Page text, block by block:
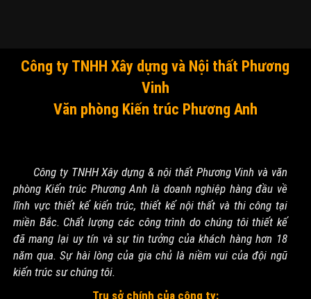
Công ty TNHH Xây dựng và Nội thất Phương
Vinh
Văn phòng Kiến trúc Phương Anh
Công ty TNHH Xây dựng & nội thất Phương Vinh và văn
phòng Kiến trúc Phương Anh là doanh nghiệp hàng đầu về
lĩnh vực thiết kế kiến trúc, thiết kế nội thất và thi công tại
miền Bắc. Chất lượng các công trình do chúng tôi thiết kế
đã mang lại uy tín và sự tin tưởng của khách hàng hơn 18
năm qua. Sự hài lòng của gia chủ là niềm vui của đội ngũ
kiến trúc sư chúng tôi.
Trụ sở chính của công ty: